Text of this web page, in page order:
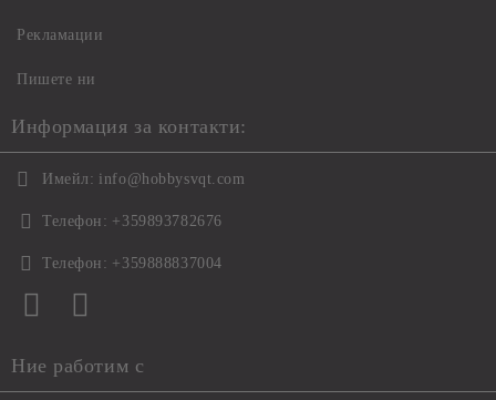
Рекламации
Пишете ни
Информация за контакти:
Имейл: info@hobbysvqt.com
Телефон: +359893782676
Телефон: +359888837004
Ние работим с